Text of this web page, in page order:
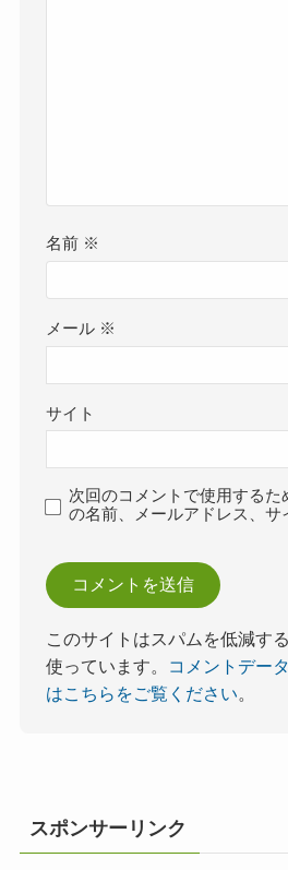
名前 ※
メール ※
サイト
次回のコメントで使用するた
の名前、メールアドレス、サ
このサイトはスパムを低減す
使っています。
コメントデー
はこちらをご覧ください。
スポンサーリンク